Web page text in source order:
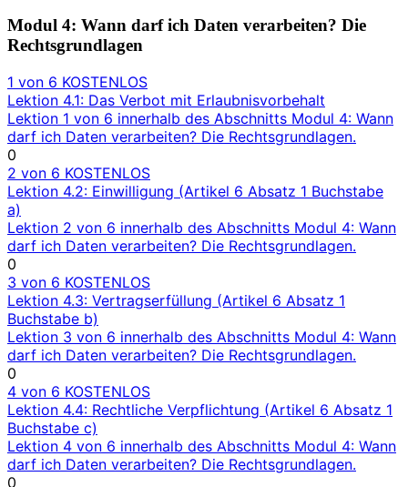
Modul 4: Wann darf ich Daten verarbeiten? Die
Rechtsgrundlagen
1 von 6 KOSTENLOS
Lektion 4.1: Das Verbot mit Erlaubnisvorbehalt
Lektion 1 von 6 innerhalb des Abschnitts Modul 4: Wann
darf ich Daten verarbeiten? Die Rechtsgrundlagen.
0
2 von 6 KOSTENLOS
Lektion 4.2: Einwilligung (Artikel 6 Absatz 1 Buchstabe
a)
Lektion 2 von 6 innerhalb des Abschnitts Modul 4: Wann
darf ich Daten verarbeiten? Die Rechtsgrundlagen.
0
3 von 6 KOSTENLOS
Lektion 4.3: Vertragserfüllung (Artikel 6 Absatz 1
Buchstabe b)
Lektion 3 von 6 innerhalb des Abschnitts Modul 4: Wann
darf ich Daten verarbeiten? Die Rechtsgrundlagen.
0
4 von 6 KOSTENLOS
Lektion 4.4: Rechtliche Verpflichtung (Artikel 6 Absatz 1
Buchstabe c)
Lektion 4 von 6 innerhalb des Abschnitts Modul 4: Wann
darf ich Daten verarbeiten? Die Rechtsgrundlagen.
0